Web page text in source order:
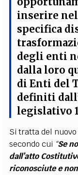
inserire nel
specifica
degli enti
dalla loro
di Enti del
definiti
legislativo
Si tratta del
secondo cui “Se
dall’atto
riconosciute e